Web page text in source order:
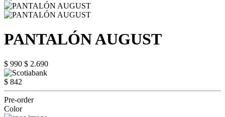
PANTALÓN AUGUST
$ 990 $ 2.690
$ 842
Pre-order
Color